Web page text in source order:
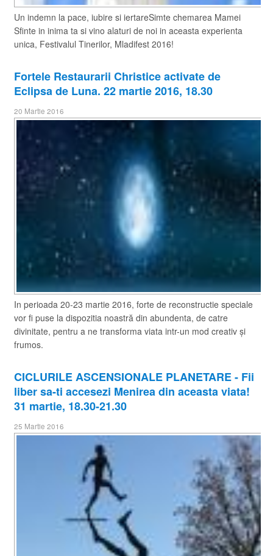
Un indemn la pace, iubire si iertareSimte chemarea Mamei
Sfinte in inima ta si vino alaturi de noi in aceasta experienta
unica, Festivalul Tinerilor, Mladifest 2016!
Fortele Restaurarii Christice activate de
Eclipsa de Luna. 22 martie 2016, 18.30
20 Martie 2016
In perioada 20-23 martie 2016, forte de reconstructie speciale
vor fi puse la dispozitia noastră din abundenta, de catre
divinitate, pentru a ne transforma viata intr-un mod creativ și
frumos.
​CICLURILE ASCENSIONALE PLANETARE - Fii
liber sa-ti accesezi Menirea din aceasta viata!
31 martie, 18.30-21.30
25 Martie 2016